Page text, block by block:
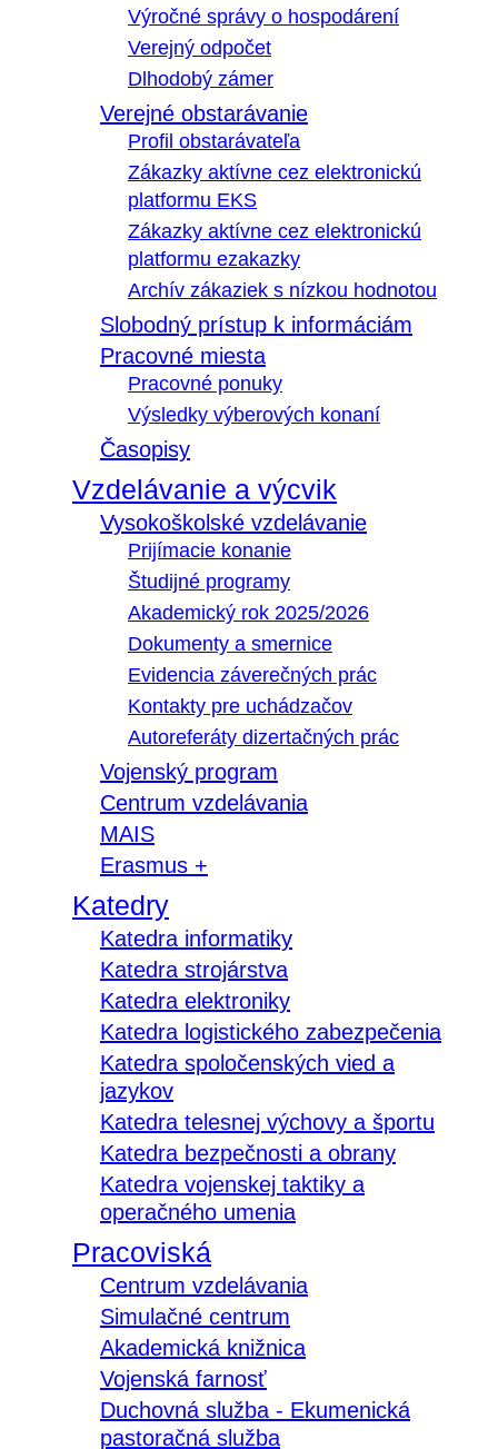
Výročné správy o hospodárení
Verejný odpočet
Dlhodobý zámer
Verejné obstarávanie
Profil obstarávateľa
Zákazky aktívne cez elektronickú
platformu EKS
Zákazky aktívne cez elektronickú
platformu ezakazky
Archív zákaziek s nízkou hodnotou
Slobodný prístup k informáciám
Pracovné miesta
Pracovné ponuky
Výsledky výberových konaní
Časopisy
Vzdelávanie a výcvik
Vysokoškolské vzdelávanie
Prijímacie konanie
Študijné programy
Akademický rok 2025/2026
Dokumenty a smernice
Evidencia záverečných prác
Kontakty pre uchádzačov
Autoreferáty dizertačných prác
Vojenský program
Centrum vzdelávania
MAIS
Erasmus +
Katedry
Katedra informatiky
Katedra strojárstva
Katedra elektroniky
Katedra logistického zabezpečenia
Katedra spoločenských vied a
jazykov
Katedra telesnej výchovy a športu
Katedra bezpečnosti a obrany
Katedra vojenskej taktiky a
operačného umenia
Pracoviská
Centrum vzdelávania
Simulačné centrum
Akademická knižnica
Vojenská farnosť
Duchovná služba - Ekumenická
pastoračná služba